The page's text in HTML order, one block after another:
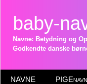
baby-
Navne: Betydning og
Godkendte danske
NAVNE